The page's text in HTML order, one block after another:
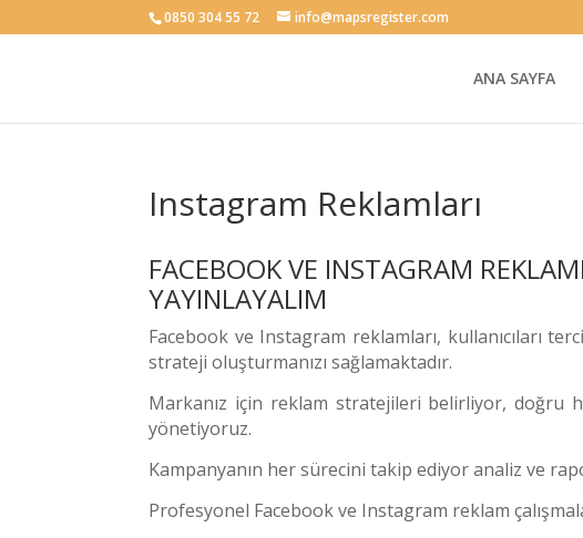
0850 304 55 72 info@mapsregister.com
ANA SAYFA
Instagram Reklamları
FACEBOOK VE INSTAGRAM
YAYINLAYALIM
Facebook ve Instagram reklamları, kullanıcıları
strateji oluşturmanızı sağlamaktadır.
Markanız için reklam stratejileri belirliyor, doğru
yönetiyoruz.
Kampanyanın her sürecini takip ediyor analiz ve
Profesyonel Facebook ve Instagram reklam